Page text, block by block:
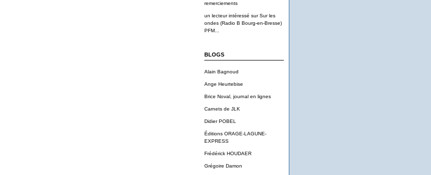
remerciements
un lecteur intéressé surSur les
ondes (Radio B Bourg-en-Bresse)
PFM...
BLOGS
Alain Bagnoud
Ange Heurtebise
Brice Noval, journal en lignes
Carnets de JLK
Didier POBEL
Éditions ORAGE-LAGUNE-
EXPRESS
Frédérick HOUDAER
Grégoire Damon